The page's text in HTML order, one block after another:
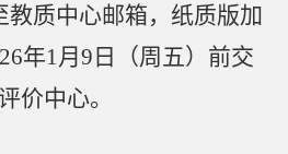
教质中心邮箱， 纸质版加
年1月 9 日
（周五）前交
价中心。